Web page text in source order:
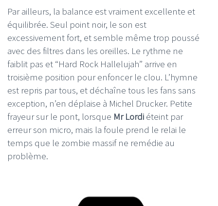
Par ailleurs, la balance est vraiment excellente et
équilibrée. Seul point noir, le son est
excessivement fort, et semble même trop poussé
avec des filtres dans les oreilles. Le rythme ne
faiblit pas et “Hard Rock Hallelujah” arrive en
troisième position pour enfoncer le clou. L’hymne
est repris par tous, et déchaîne tous les fans sans
exception, n’en déplaise à Michel Drucker. Petite
frayeur sur le pont, lorsque Mr Lordi éteint par
erreur son micro, mais la foule prend le relai le
temps que le zombie massif ne remédie au
problème.